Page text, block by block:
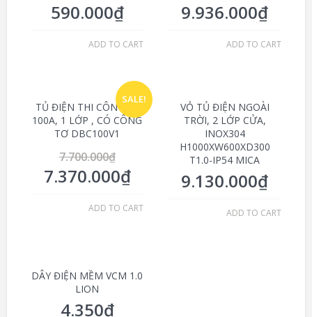
590.000₫
ADD TO CART
9.936.000₫
ADD TO CART
SALE!
TỦ ĐIỆN THI CÔNG 3P
100A, 1 LỚP , CÓ CÔNG
TƠ DBC100V1
7.700.000₫
7.370.000₫
ADD TO CART
VỎ TỦ ĐIỆN NGOÀI
TRỜI, 2 LỚP CỬA,
INOX304
H1000XW600XD300
T1.0-IP54 MICA
9.130.000₫
ADD TO CART
DÂY ĐIỆN MỀM VCM 1.0
LION
4.350₫